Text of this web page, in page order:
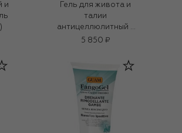
и
Гель для живота и
талии
антицеллюлитный с
липоактивными
Fangogel (150ml)
5 850 ₽